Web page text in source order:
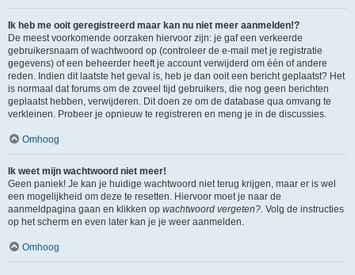
Ik heb me ooit geregistreerd maar kan nu niet meer aanmelden!?
De meest voorkomende oorzaken hiervoor zijn: je gaf een verkeerde
gebruikersnaam of wachtwoord op (controleer de e-mail met je registratie
gegevens) of een beheerder heeft je account verwijderd om één of andere
reden. Indien dit laatste het geval is, heb je dan ooit een bericht geplaatst? Het
is normaal dat forums om de zoveel tijd gebruikers, die nog geen berichten
geplaatst hebben, verwijderen. Dit doen ze om de database qua omvang te
verkleinen. Probeer je opnieuw te registreren en meng je in de discussies.
Omhoog
Ik weet mijn wachtwoord niet meer!
Geen paniek! Je kan je huidige wachtwoord niet terug krijgen, maar er is wel
een mogelijkheid om deze te resetten. Hiervoor moet je naar de
aanmeldpagina gaan en klikken op wachtwoord vergeten?. Volg de instructies
op het scherm en even later kan je je weer aanmelden.
Omhoog